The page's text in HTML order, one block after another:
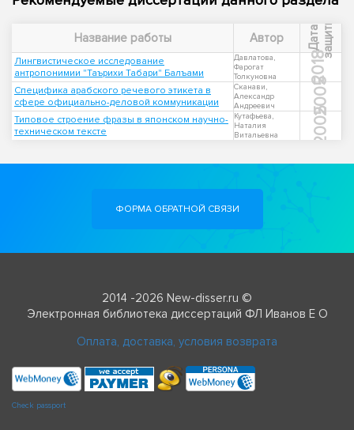
Название работы Автор Д
а
т
а
з
а
щ
и
т ы
Лингвистическое исследование
антропонимии "Таърихи Табари" Балъами
Давлатова,
Фарогат
Толкуновна
2018
Специфика арабского речевого этикета в
сфере официально-деловой коммуникации
Сканави,
Александр
Андреевич
2005
Типовое строение фразы в японском научно-
техническом тексте
Кутафьева,
Наталия
Витальевна
2005
ФОРМА ОБРАТНОЙ СВЯЗИ
2014 -2026 New-disser.ru ©
Электронная библиотека диссертаций ФЛ Иванов Е О
Оплата, доставка, условия возврата
Check passport